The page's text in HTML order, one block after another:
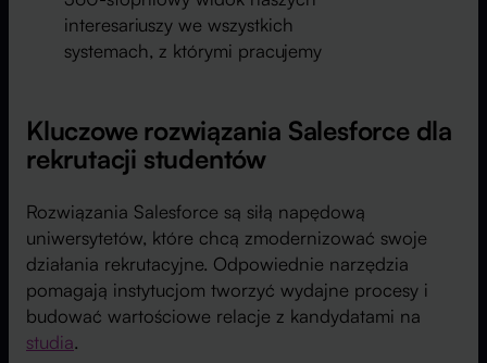
interesariuszy we wszystkich
systemach, z którymi pracujemy
Kluczowe rozwiązania Salesforce dla
rekrutacji studentów
Rozwiązania Salesforce są siłą napędową
uniwersytetów, które chcą zmodernizować swoje
działania rekrutacyjne. Odpowiednie narzędzia
pomagają instytucjom tworzyć wydajne procesy i
budować wartościowe relacje z kandydatami na
studia.